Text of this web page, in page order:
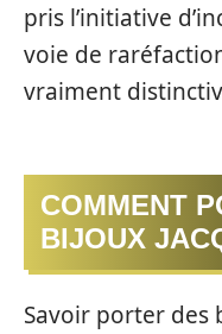
pris l’initiative
voie de
vraiment
COMMENT
BIJOUX
Savoir porter des